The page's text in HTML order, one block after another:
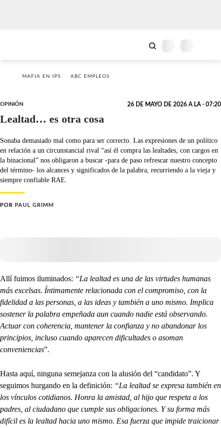
MAFIA EN IPS ABC EMPLEOS
OPINIÓN 26 DE MAYO DE 2026 A LA - 07:20
Lealtad… es otra cosa
Sonaba demasiado mal como para ser correcto. Las expresiones de un político
en relación a un circunstancial rival “así él compra las lealtades, con cargos en
la binacional” nos obligaron a buscar -para de paso refrescar nuestro concepto
del término- los alcances y significados de la palabra, recurriendo a la vieja y
siempre confiable RAE.
POR PAUL GRIMM
Allí fuimos iluminados: “La lealtad es una de las virtudes humanas
más excelsas. Íntimamente relacionada con el compromiso, con la
fidelidad a las personas, a las ideas y también a uno mismo. Implica
sostener la palabra empeñada aun cuando nadie está observando.
Actuar con coherencia, mantener la confianza y no abandonar los
principios, incluso cuando aparecen dificultades o asoman
conveniencias”.
Hasta aquí, ninguna semejanza con la alusión del “candidato”. Y
seguimos hurgando en la definición: “La lealtad se expresa también en
los vínculos cotidianos. Honra la amistad, al hijo que respeta a los
padres, al ciudadano que cumple sus obligaciones. Y su forma más
difícil es la lealtad hacia uno mismo. Esa fuerza que impide traicionar